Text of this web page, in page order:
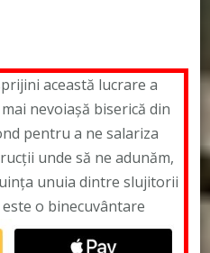
această lucrare a
nevoiașă biserică din
pentru a ne salariza
unde să ne adunăm,
unuia dintre slujitorii
o binecuvântare